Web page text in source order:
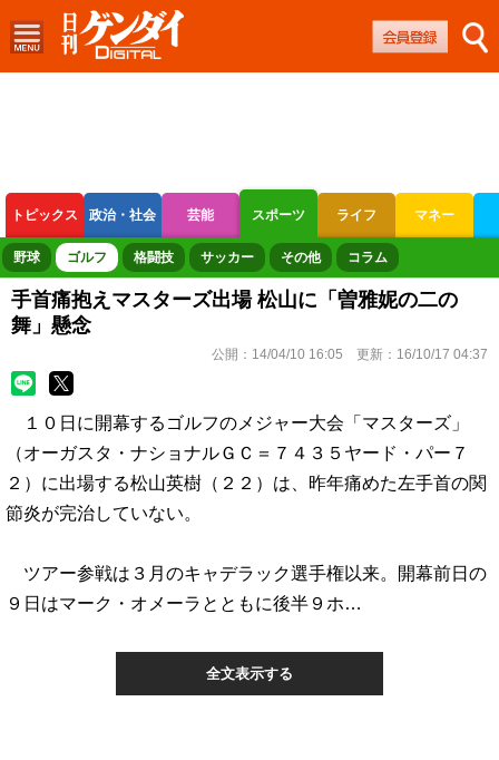
トピックス 政治・社会 芸能 スポーツ ライフ マネー
ボートレース 競輪 オートレース
野球 ゴルフ 格闘技 サッカー その他 コラム
手首痛抱えマスターズ出場 松山に「曽雅妮の二の
舞」懸念
公開： 14/04/10 16:05 更新： 16/10/17 04:37
１０日に開幕するゴルフのメジャー大会「マスターズ」
（オーガスタ・ナショナルＧＣ＝７４３５ヤード・パー７
２）に出場する松山英樹（２２）は、昨年痛めた左手首の関
節炎が完治していない。
ツアー参戦は３月のキャデラック選手権以来。開幕前日の
９日はマーク・オメーラとともに後半９ホ…
全文表示する